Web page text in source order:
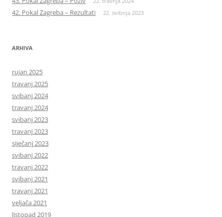
42. Pokal Zagreba – Rezultati 22. svibnja 2023
ARHIVA
rujan 2025
travanj 2025
svibanj 2024
travanj 2024
svibanj 2023
travanj 2023
siječanj 2023
svibanj 2022
travanj 2022
svibanj 2021
travanj 2021
veljača 2021
listopad 2019